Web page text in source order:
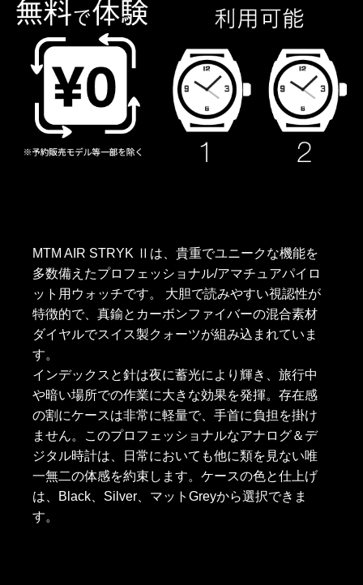
MTM AIR STRYK Ⅱは、貴重でユニークな機能を
多数備えたプロフェッショナル/アマチュアパイロ
ット用ウォッチです。 大胆で読みやすい視認性が
特徴的で、真鍮とカーボンファイバーの混合素材
ダイヤルでスイス製クォーツが組み込まれていま
す。
インデックスと針は夜に蓄光により輝き、旅行中
や暗い場所での作業に大きな効果を発揮。存在感
の割にケースは非常に軽量で、手首に負担を掛け
ません。このプロフェッショナルなアナログ＆デ
ジタル時計は、日常においても他に類を見ない唯
一無二の体感を約束します。ケースの色と仕上げ
は、Black、Silver、マットGreyから選択できま
す。